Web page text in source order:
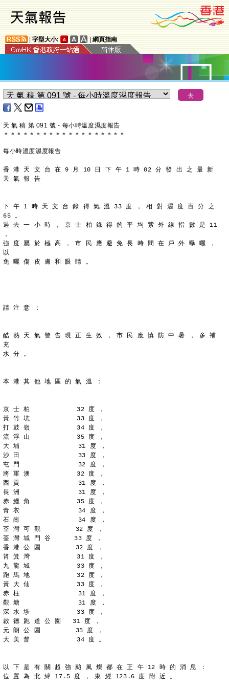
字型大小: 網頁指南
天 氣 稿 第 091 號 - 每小時溫度濕度報告
＊ ＊ ＊ ＊ ＊ ＊ ＊ ＊ ＊ ＊ ＊ ＊ ＊ ＊ ＊ ＊ ＊ ＊ ＊
每小時溫度濕度報告
香 港 天 文 台 在 9 月 10 日 下 午 1 時 02 分 發 出 之 最 新
天 氣 報 告
下 午 1 時 天 文 台 錄 得 氣 溫 33 度 ， 相 對 濕 度 百 分 之
65 。
過 去 一 小 時 ， 京 士 柏 錄 得 的 平 均 紫 外 線 指 數 是 11
，
強 度 屬 於 極 高 ， 市 民 應 避 免 長 時 間 在 戶 外 曝 曬 ，
以
免 曬 傷 皮 膚 和 眼 睛 。
請 注 意 ：
酷 熱 天 氣 警 告 現 正 生 效 ， 市 民 應 慎 防 中 暑 ， 多 補
充
水 分 。
本 港 其 他 地 區 的 氣 溫 ：
京 士 柏            32 度 ，
黃 竹 坑            33 度 ，
打 鼓 嶺            34 度 ，
流 浮 山            35 度 ，
大 埔               31 度 ，
沙 田               33 度 ，
屯 門               32 度 ，
將 軍 澳            32 度 ，
西 貢               31 度 ，
長 洲               31 度 ，
赤 鱲 角            35 度 ，
青 衣               34 度 ，
石 崗               34 度 ，
荃 灣 可 觀         32 度 ，
荃 灣 城 門 谷      33 度 ，
香 港 公 園         32 度 ，
筲 箕 灣            31 度 ，
九 龍 城            33 度 ，
跑 馬 地            32 度 ，
黃 大 仙            33 度 ，
赤 柱               31 度 ，
觀 塘               31 度 ，
深 水 埗            33 度 ，
啟 德 跑 道 公 園   31 度 ，
元 朗 公 園         35 度 ，
大 美 督            34 度 。
以 下 是 有 關 超 強 颱 風 燦 都 在 正 午 12 時 的 消 息 ：
位 置 為 北 緯 17.5 度 ， 東 經 123.6 度 附 近 。